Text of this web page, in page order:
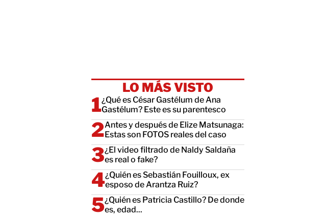
LO MÁS VISTO
¿Qué es César Gastélum de Ana
Gastélum? Este es su parentesco
Antes y después de Elize Matsunaga:
Estas son FOTOS reales del caso
¿El video filtrado de Naldy Saldaña
es real o fake?
¿Quién es Sebastián Fouilloux, ex
esposo de Arantza Ruiz?
¿Quién es Patricia Castillo? De donde
es, edad...